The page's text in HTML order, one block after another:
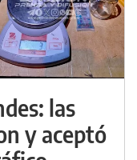
las
y aceptó